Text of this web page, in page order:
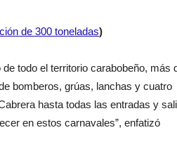
de 300 toneladas)
todo el territorio carabobeño, más
bomberos, grúas, lanchas y cuatro
hasta todas las entradas y
en estos carnavales”, enfatizó